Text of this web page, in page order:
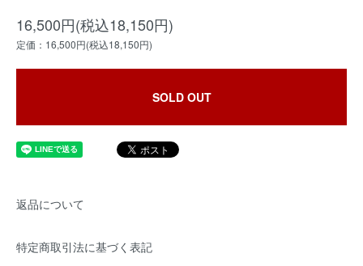
16,500円(税込18,150円)
定価：16,500円(税込18,150円)
SOLD OUT
返品について
特定商取引法に基づく表記